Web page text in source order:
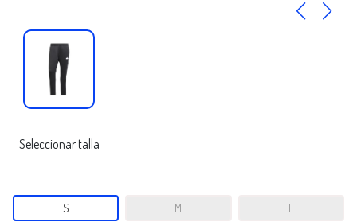
Seleccionar talla
S M L